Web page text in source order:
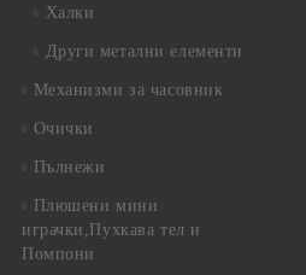
Халки
Други метални елементи
Механизми за часовник
Очички
Пълнежи
Плюшени мини
играчки,Пухкава тел и
Помпони